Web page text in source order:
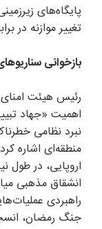
پایگاه‌های
تغییر موازنه در
بازخوانی
رئیس هیئت امنای
اهمیت «جهاد
نبرد نظامی
منطقه‌ای اشاره
اروپایی، در طول
انشقاق مذهبی
راهبردی
جنگ رمضان،